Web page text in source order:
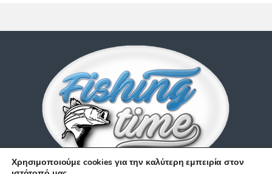
Χρησιμοποιούμε cookies για την καλύτερη εμπειρία στον